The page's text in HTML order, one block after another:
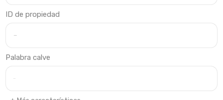
ID de propiedad
Palabra calve